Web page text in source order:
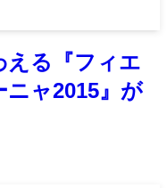
える『フィエ
ャ2015』が